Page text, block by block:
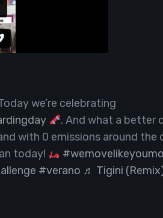
we’re celebrating
. And what a better
with 0 emissions around the
today!
#verano ♬ Tigini